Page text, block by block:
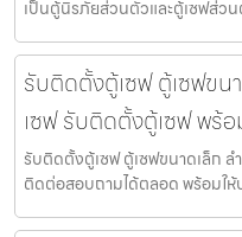
เป็นตู้นิรภัยส่วนตัวและตู้เซฟส่ว
รับติดตั้งตู้เซฟ ตู้เซฟขน
เซฟ รับติดตั้งตู้เซฟ พร้
รับติดตั้งตู้เซฟ ตู้เซฟขนาดเล็ก
ติดต่อสอบถามได้ตลอด พร้อมให้